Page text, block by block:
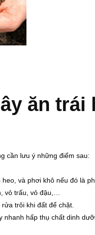
ăn trái
cần lưu ý những điểm sau:
và phơi khô nếu đó là
vỏ trấu, vỏ đậu,…
trôi khi đất để chặt.
nhanh hấp thụ chất dinh